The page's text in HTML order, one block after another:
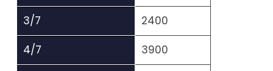
3/7
2400
4/7
3900